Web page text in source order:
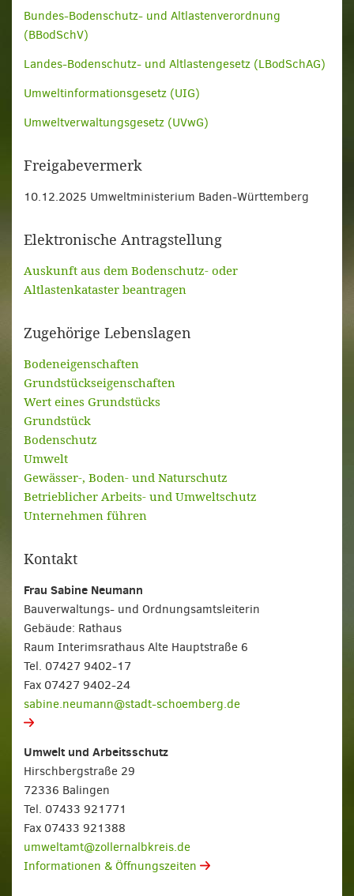
Bundes-Bodenschutz- und Altlastenverordnung
(BBodSchV)
Landes-Bodenschutz- und Altlastengesetz (LBodSchAG)
Umweltinformationsgesetz (UIG)
Umweltverwaltungsgesetz (UVwG)
Freigabevermerk
10.12.2025 Umweltministerium Baden-Württemberg
Elektronische Antragstellung
Auskunft aus dem Bodenschutz- oder
Altlastenkataster beantragen
Zugehörige Lebenslagen
Bodeneigenschaften
Grundstückseigenschaften
Wert eines Grundstücks
Grundstück
Bodenschutz
Umwelt
Gewässer-, Boden- und Naturschutz
Betrieblicher Arbeits- und Umweltschutz
Unternehmen führen
Kontakt
Frau Sabine Neumann
Bauverwaltungs- und Ordnungsamtsleiterin
Gebäude: Rathaus
Raum Interimsrathaus Alte Hauptstraße 6
Tel. 07427 9402-17
Fax 07427 9402-24
sabine.neumann@stadt-schoemberg.de
Umwelt und Arbeitsschutz
Hirschbergstraße 29
72336 Balingen
Tel. 07433 921771
Fax 07433 921388
umweltamt@zollernalbkreis.de
Informationen & Öffnungszeiten